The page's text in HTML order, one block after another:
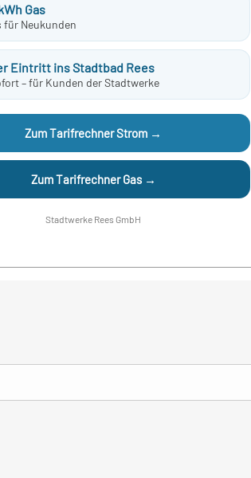
(MDStV)
die Informationen auf Ihren Webseiten.
verändert haben. Eine Garantie
Informationen auf den Webseiten kann
auf die wir mittels eines Hyperlinks
für den Inhalt der Websites, die durch solch
Inhalte nicht zu eigen.
Gas
für Neukunden
Eintritt ins Stadtbad Rees
– für Kunden der Stadtwerke
Zum Tarifrechner Strom →
Zum Tarifrechner Gas →
Stadtwerke Rees GmbH